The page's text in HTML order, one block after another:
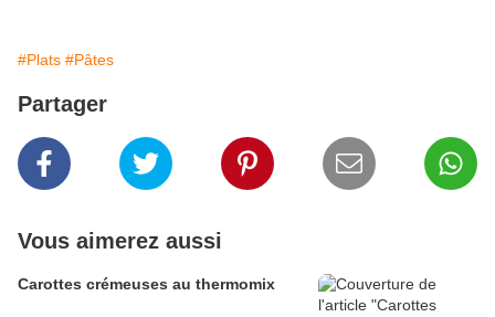
#Plats #Pâtes
Partager
Vous aimerez aussi
Carottes crémeuses au thermomix